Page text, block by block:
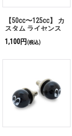
【50cc〜125cc】 カ
スタム ライセンス
フォー スモール モ
ック
1,100円 (税込)